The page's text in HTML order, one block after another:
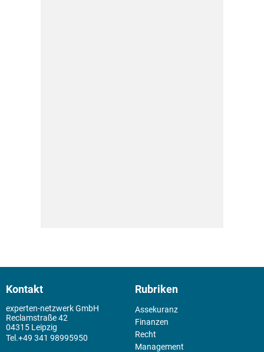
Kontakt
experten-netzwerk GmbH
Reclamstraße 42
04315 Leipzig
+49 341 98995950
Rubriken
Assekuranz
Finanzen
Recht
Management